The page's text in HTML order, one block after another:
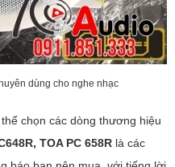
dùng cho nghe nhạc
chọn các dòng thương hiệu
TOA PC 658R là các